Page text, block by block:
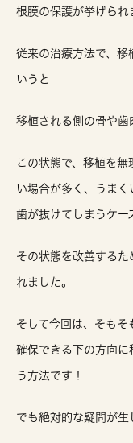
根膜の保護が挙げられ
従来の治療方法で、移
いうと
移植される側の骨や歯
この状態で、移植を
い場合が多く、うま
歯が抜けてしまうケー
その状態を改善する
れました。
そして今回は、そも
確保できる下の方向に
う方法です！
でも絶対的な疑問が生